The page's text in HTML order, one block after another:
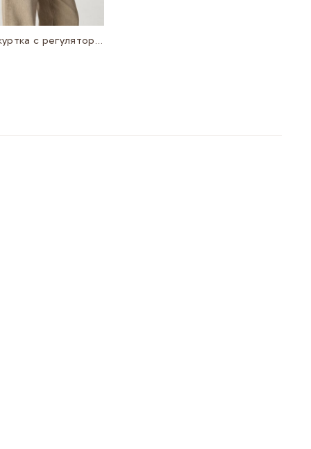
Джинсовая куртка с регулятором на спине
to carousel navigation using the skip links.